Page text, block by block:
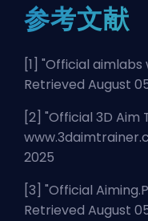
参考文献
[1] "Official aimlabs
Retrieved August
[2] "Official 3D Aim
2025
[3] "Official
Retrieved August